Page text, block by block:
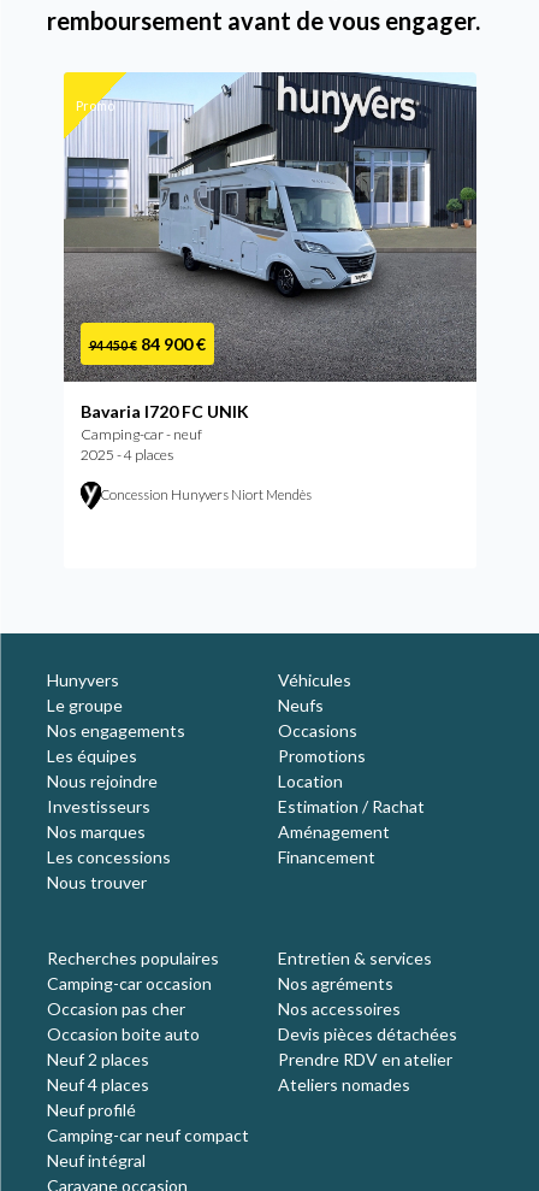
remboursement avant de vous engager.
Promo
94 450 € 84 900 €
Bavaria I720 FC UNIK
Camping-car - neuf
2025 - 4 places
Concession Hunyvers Niort Mendès
Hunyvers
Le groupe
Nos engagements
Les équipes
Nous rejoindre
Investisseurs
Nos marques
Les concessions
Nous trouver
Véhicules
Neufs
Occasions
Promotions
Location
Estimation / Rachat
Aménagement
Financement
Recherches populaires
Camping-car occasion
Occasion pas cher
Occasion boite auto
Neuf 2 places
Neuf 4 places
Neuf profilé
Camping-car neuf compact
Neuf intégral
Caravane occasion
Entretien & services
Nos agréments
Nos accessoires
Devis pièces détachées
Prendre RDV en atelier
Ateliers nomades